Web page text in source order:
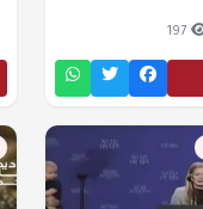
197